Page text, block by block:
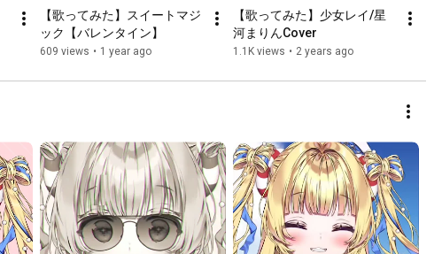
【歌ってみた】スイートマジ
ック【バレンタイン】
609 views • 1 year ago
【歌ってみた】少女レイ/星
河まりんCover
1.1K views • 2 years ago